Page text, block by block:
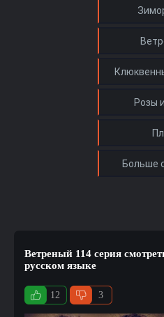
Ветреный 114 серия
русском языке
12 3